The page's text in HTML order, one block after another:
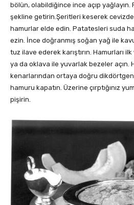
bölün, olabildiğince ince açıp
şekline getirin.Şeritleri keserek
hamurlar elde edin. Patatesleri suda
ezin. İnce doğranmış soğan yağ ile
tuz ilave ederek karıştırın. Hamurları
ya da oklava ile yuvarlak bezeler açın.
kenarlarından ortaya doğru
hamuru kapatın. Üzerine çırptığınız
pişirin.